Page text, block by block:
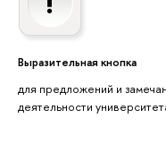
Выразительная кнопка
для предложений и
деятельности